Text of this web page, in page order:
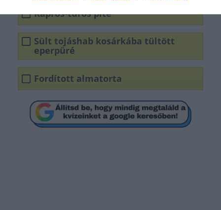
Kapros-túrós pite
Sült tojáshab kosárkába tültött
eperpüré
Fordított almatorta